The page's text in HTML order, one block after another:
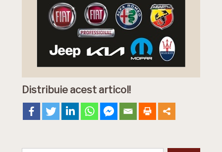
Distribuie acest articol!